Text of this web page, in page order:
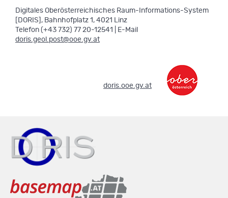
Digitales Oberösterreichisches Raum-Informations-System
[DORIS], Bahnhofplatz 1, 4021 Linz
Telefon (+43 732) 77 20-12541 | E-Mail
doris.geol.post@ooe.gv.at
doris.ooe.gv.at.